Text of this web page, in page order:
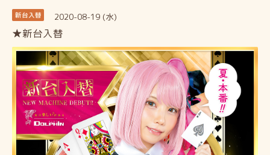
新台入替 2020-08-19 (水)
★新台入替